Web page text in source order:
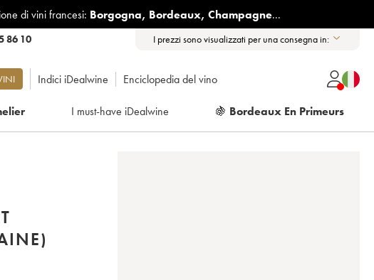
di vini francesi: Borgogna, Bordeaux, Champagne...
86 10 I prezzi sono visualizzati per una consegna in:
Indici iDealwine Enciclopedia del vino
I must-have iDealwine 🍇 Bordeaux En Primeurs